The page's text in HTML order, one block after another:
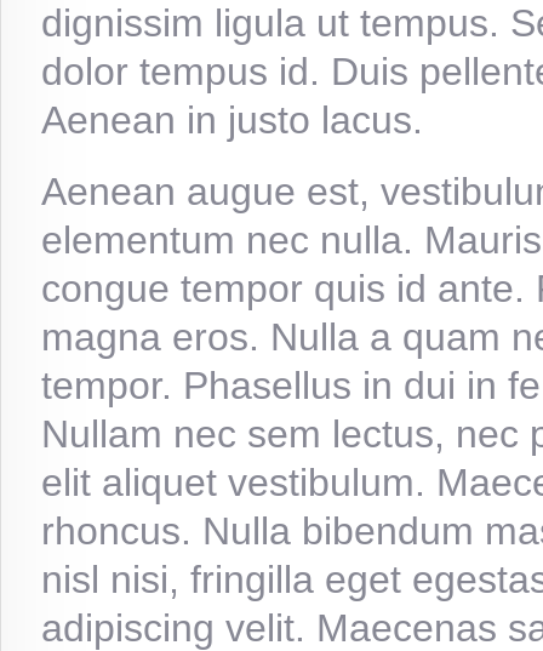
dignissim ligula ut tempus.
dolor tempus id. Duis
Aenean in justo lacus.
Aenean augue est,
elementum nec nulla.
congue tempor quis id ante.
magna eros. Nulla a quam
tempor. Phasellus in dui in
Nullam nec sem lectus, nec
elit aliquet vestibulum.
rhoncus. Nulla bibendum
nisl nisi, fringilla eget
adipiscing velit. Maecenas